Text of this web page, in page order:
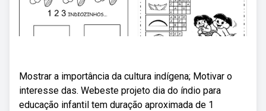
Mostrar a importância da cultura indígena; Motivar o
interesse das. Webeste projeto dia do índio para
educação infantil tem duração aproximada de 1